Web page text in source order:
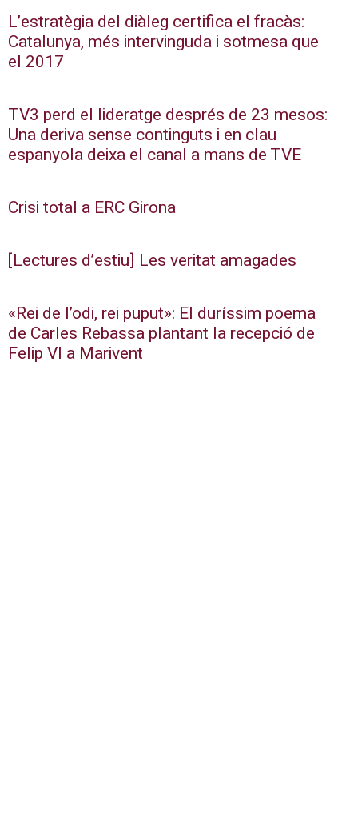
L’estratègia del diàleg certifica el fracàs:
Catalunya, més intervinguda i sotmesa que
el 2017
TV3 perd el lideratge després de 23 mesos:
Una deriva sense continguts i en clau
espanyola deixa el canal a mans de TVE
Crisi total a ERC Girona
[Lectures d’estiu] Les veritat amagades
«Rei de l’odi, rei puput»: El duríssim poema
de Carles Rebassa plantant la recepció de
Felip VI a Marivent